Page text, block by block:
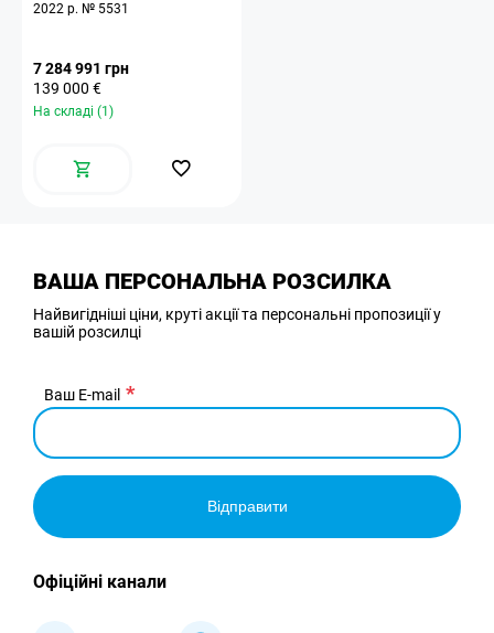
2022 р. № 5531
7 284 991 грн
139 000 €
На складі (1)
ВАША ПЕРСОНАЛЬНА РОЗСИЛКА
Найвигідніші ціни, круті акції та персональні пропозиції у
вашій розсилці
Ваш E-mail
Відправити
Офіційні канали